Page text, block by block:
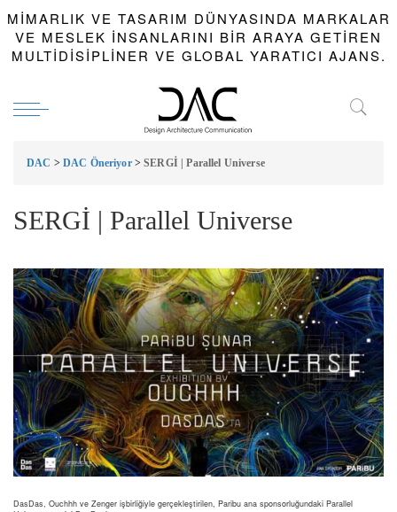
MIMARLIK VE TASARIM DÜNYASINDA MARKALAR
VE MESLEK INSANLARINI BIR ARAYA GETIREN
MULTIDISIPLINER VE GLOBAL YARATICI AJANS.
DAC > DAC Öneriyor>SERGİ | Parallel Universe
SERGİ | Parallel Universe
DasDas, Ouchhh ve Zenger işbirliğiyle gerçekleştirilen, Paribu ana sponsorluğundaki Parallel